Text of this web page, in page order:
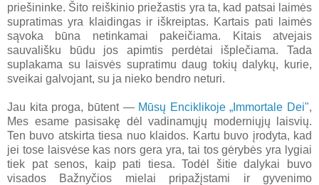
priešininke. Šito reiškinio priežastis yra ta, kad patsai laimės
supratimas yra klaidingas ir iškreiptas. Kartais pati laimės
sąvoka būna netinkamai pakeičiama. Kitais atvejais
sauvališku būdu jos apimtis perdėtai išplečiama. Tada
suplakama su laisvės supratimu daug tokių dalykų, kurie,
sveikai galvojant, su ja nieko bendro neturi.
Jau kita proga, būtent — Mūsų Enciklikoje „Immortale Dei",
Mes esame pasisakę dėl vadinamųjų moderniųjų laisvių.
Ten buvo atskirta tiesa nuo klaidos. Kartu buvo įrodyta, kad
jei tose laisvėse kas nors gera yra, tai tos gėrybės yra lygiai
tiek pat senos, kaip pati tiesa. Todėl šitie dalykai buvo
visados Bažnyčios mielai pripažįstami ir gyvenimo